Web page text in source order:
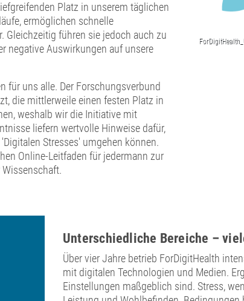
Platz in unserem täglichen
ermöglichen schnelle
Gleichzeitig führen sie jedoch auch zu
negative Auswirkungen auf unsere
für uns alle. Der Forschungsverbund
die mittlerweile einen festen Platz in
weshalb wir die Initiative mit
liefern wertvolle Hinweise dafür,
Stresses' umgehen können.
Online-Leitfaden für jedermann zur
Unterschiedliche Bereiche –
Über vier Jahre betrieb ForDigitHealth
mit digitalen Technologien und Medien.
Einstellungen maßgeblich sind. Stress,